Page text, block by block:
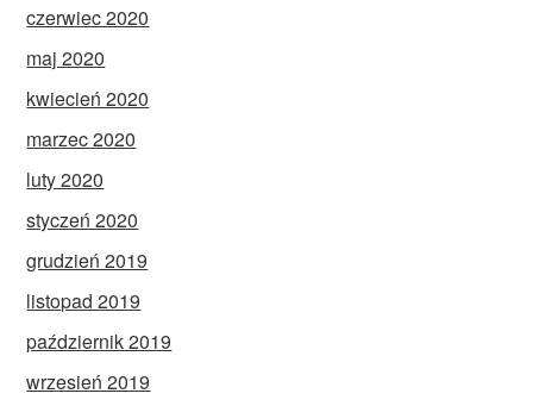
czerwiec 2020
maj 2020
kwiecień 2020
marzec 2020
luty 2020
styczeń 2020
grudzień 2019
listopad 2019
październik 2019
wrzesień 2019